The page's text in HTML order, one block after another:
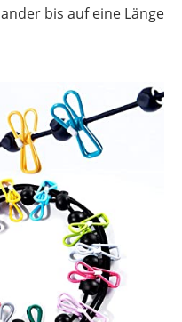
bis auf eine Länge